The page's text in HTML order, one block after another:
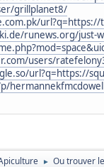
grillplanet8/
runews.org/just-
users/
url?q=https://
► Ou trouver